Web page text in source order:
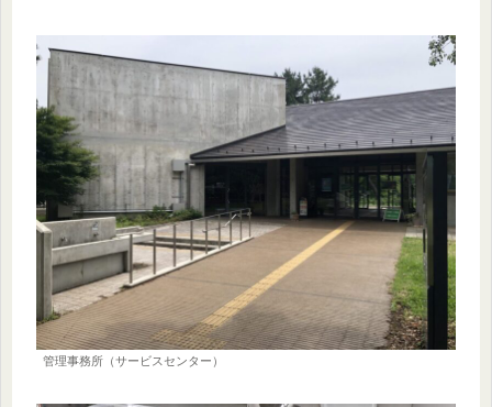
管理事務所（サービスセンター）